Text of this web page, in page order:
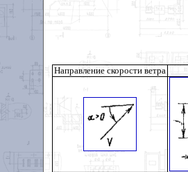
Направление скорости ветра